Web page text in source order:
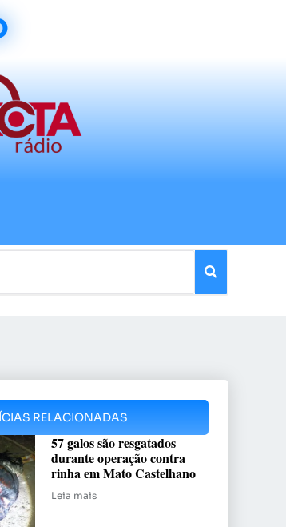
RELACIONADAS
57 galos são resgatados
durante operação contra
rinha em Mato Castelhano
Leia mais